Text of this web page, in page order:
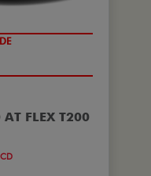
AT FLEX T200